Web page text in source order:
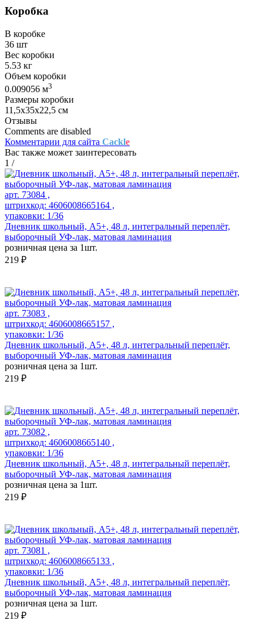
Коробка
В коробке
36 шт
Вес коробки
5.53 кг
Объем коробки
0.009056 м3
Размеры коробки
11,5х35х22,5 см
Отзывы
Comments are disabled
Комментарии для сайта Cackle
Вас также может заинтересовать
1 /
арт. 73084 ,
штрихкод: 4606008665164 ,
упаковки: 1/36
Дневник школьный, А5+, 48 л, интегральный переплёт,
выборочный УФ-лак, матовая ламинация
розничная цена за 1шт.
219 ₽
арт. 73083 ,
штрихкод: 4606008665157 ,
упаковки: 1/36
Дневник школьный, А5+, 48 л, интегральный переплёт,
выборочный УФ-лак, матовая ламинация
розничная цена за 1шт.
219 ₽
арт. 73082 ,
штрихкод: 4606008665140 ,
упаковки: 1/36
Дневник школьный, А5+, 48 л, интегральный переплёт,
выборочный УФ-лак, матовая ламинация
розничная цена за 1шт.
219 ₽
арт. 73081 ,
штрихкод: 4606008665133 ,
упаковки: 1/36
Дневник школьный, А5+, 48 л, интегральный переплёт,
выборочный УФ-лак, матовая ламинация
розничная цена за 1шт.
219 ₽